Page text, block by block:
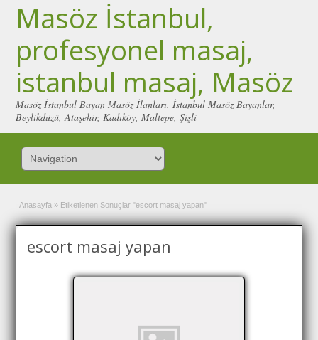
Masöz İstanbul,
profesyonel masaj,
istanbul masaj, Masöz
Masöz İstanbul Bayan Masöz İlanları. İstanbul Masöz Bayanlar,
Beylikdüzü, Ataşehir, Kadıköy, Maltepe, Şişli
Anasayfa » Etiketlenen Sonuçlar "escort masaj yapan"
escort masaj yapan